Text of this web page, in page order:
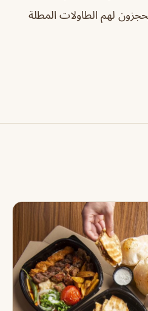
لهم الطاولات المطلة